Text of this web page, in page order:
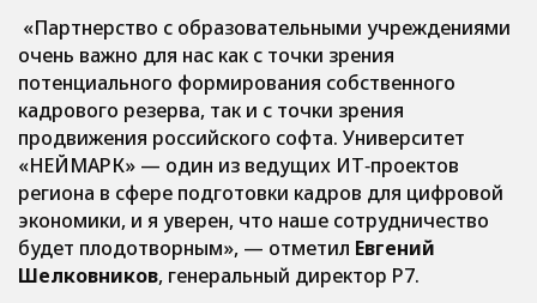
«Партнерство с образовательными учреждениями
очень важно для нас как с точки зрения
потенциального формирования собственного
кадрового резерва, так и с точки зрения
продвижения российского софта. Университет
«НЕЙМАРК» — один из ведущих ИТ‑проектов
региона в сфере подготовки кадров для цифровой
экономики, и я уверен, что наше сотрудничество
будет плодотворным», — отметил Евгений
Шелковников, генеральный директор Р7.